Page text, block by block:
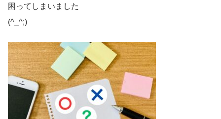
困ってしまいました
(^_^;)